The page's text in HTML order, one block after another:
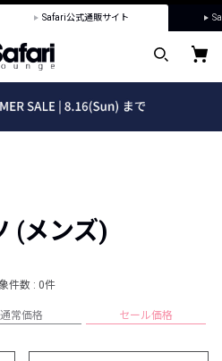
Safari公式通販サイト
(メンズ)
件数 : 0件
通常価格 セール価格